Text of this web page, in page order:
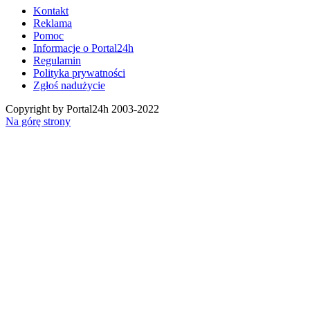
Kontakt
Reklama
Pomoc
Informacje o Portal24h
Regulamin
Polityka prywatności
Zgłoś nadużycie
Copyright by Portal24h 2003-2022
Na górę strony